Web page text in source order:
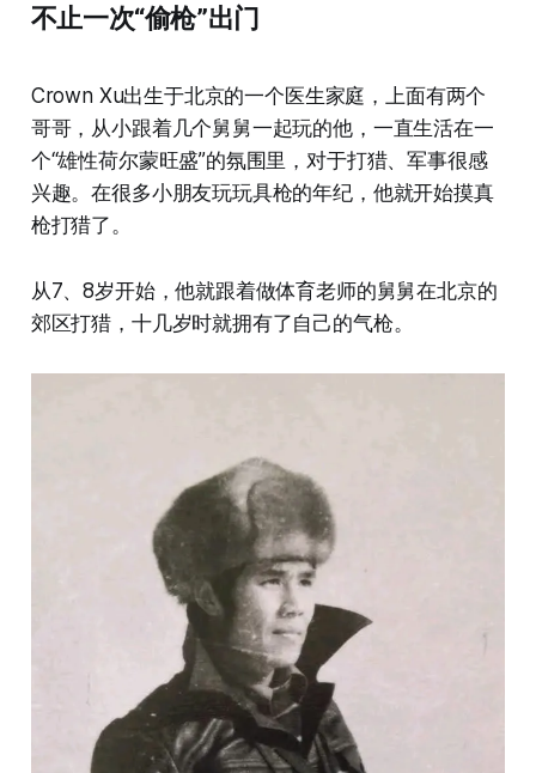
不止一次“偷枪”出门
Crown Xu出生于北京的一个医生家庭，上面有两个
哥哥，从小跟着几个舅舅一起玩的他，一直生活在一
个“雄性荷尔蒙旺盛”的氛围里，对于打猎、军事很感
兴趣。在很多小朋友玩玩具枪的年纪，他就开始摸真
枪打猎了。
从7、8岁开始，他就跟着做体育老师的舅舅在北京的
郊区打猎，十几岁时就拥有了自己的气枪。